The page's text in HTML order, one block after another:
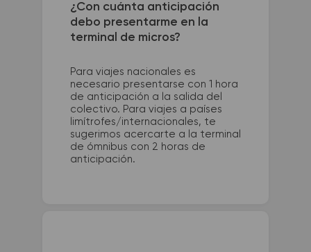
¿Con cuánta anticipación
debo presentarme en la
terminal de micros?
Para viajes nacionales es
necesario presentarse con 1 hora
de anticipación a la salida del
colectivo. Para viajes a países
limítrofes/internacionales, te
sugerimos acercarte a la terminal
de ómnibus con 2 horas de
anticipación.